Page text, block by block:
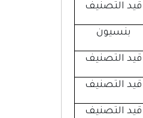
قيد التصنيف
بنسيون
قيد التصنيف
قيد التصنيف
قيد التصنيف